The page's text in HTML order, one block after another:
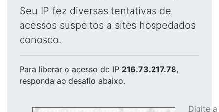
Seu IP fez diversas tentativas de
acessos suspeitos a sites hospedados
conosco.
Para liberar o acesso do IP 216.73.217.78,
responda ao desafio abaixo.
Digite